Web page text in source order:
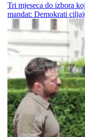
Tri mjeseca do izbora
mandat: Demokrati